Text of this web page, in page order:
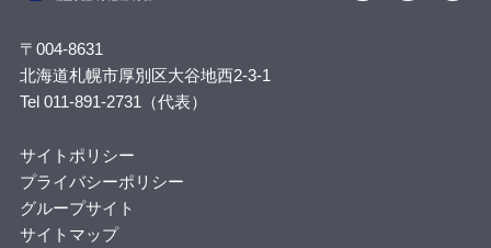
〒004-8631
北海道札幌市厚別区大谷地西2-3-1
Tel 011-891-2731（代表）
サイトポリシー
プライバシーポリシー
グループサイト
サイトマップ